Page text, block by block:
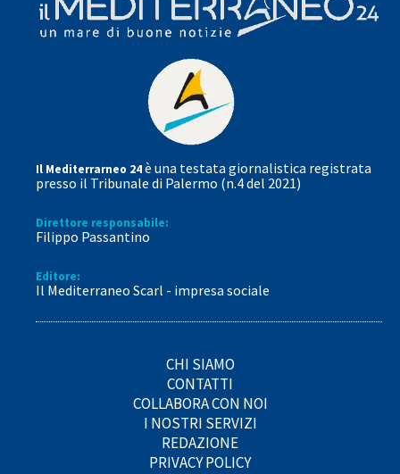
Il Mediterrarneo 24è una testata giornalistica registrata
presso il Tribunale di Palermo (n.4 del 2021)
Direttore responsabile:
Filippo Passantino
Editore:
Il Mediterraneo Scarl - impresa sociale
CHI SIAMO
CONTATTI
COLLABORA CON NOI
I NOSTRI SERVIZI
REDAZIONE
PRIVACY POLICY